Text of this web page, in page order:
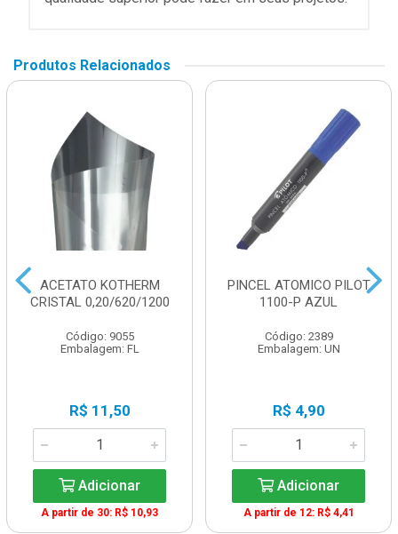
Produtos Relacionados
ACETATO KOTHERM
CRISTAL 0,20/620/1200
Código: 9055
Embalagem: FL
R$ 11,50
Adicionar
A partir de 30: R$ 10,93
PINCEL ATOMICO PILOT
1100-P AZUL
Código: 2389
Embalagem: UN
R$ 4,90
Adicionar
A partir de 12: R$ 4,41